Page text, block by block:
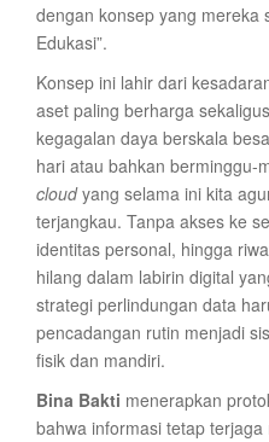
dengan konsep yang mereka
Edukasi”.
Konsep ini lahir dari
aset paling berharga
kegagalan daya berskala
hari atau bahkan berminggu-
cloudyang selama ini kita
terjangkau. Tanpa akses ke
identitas personal, hingga
hilang dalam labirin digital
strategi perlindungan data
pencadangan rutin menjadi
fisik dan mandiri.
Bina Bakti menerapkan
bahwa informasi tetap